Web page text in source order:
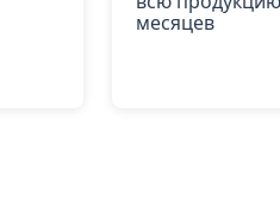
месяцев